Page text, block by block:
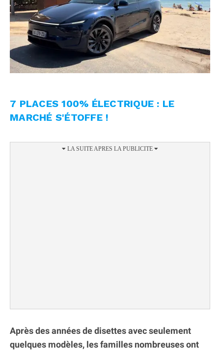
7 PLACES 100% ÉLECTRIQUE : LE
MARCHÉ S'ÉTOFFE !
Après des années de disettes avec seulement
quelques modèles, les familles nombreuses ont